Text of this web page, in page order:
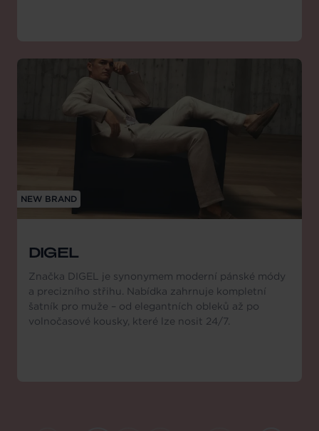
NEW BRAND
DIGEL
Značka DIGEL je synonymem moderní pánské módy
a precizního střihu. Nabídka zahrnuje kompletní
šatník pro muže – od elegantních obleků až po
volnočasové kousky, které lze nosit 24/7.